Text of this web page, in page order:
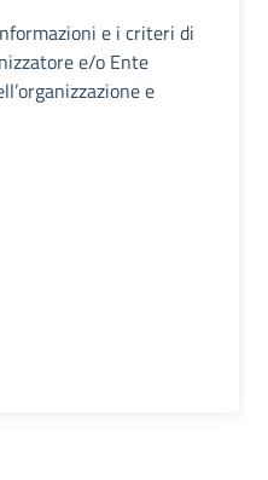
e i criteri di
e/o Ente
e